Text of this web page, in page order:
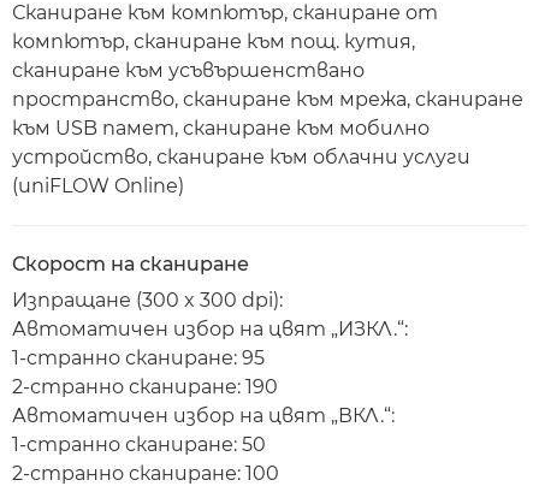
Сканиране към компютър, сканиране от
компютър, сканиране към пощ. кутия,
сканиране към усъвършенствано
пространство, сканиране към мрежа, сканиране
към USB памет, сканиране към мобилно
устройство, сканиране към облачни услуги
(uniFLOW Online)
Скорост на сканиране
Изпращане (300 x 300 dpi):
Автоматичен избор на цвят „ИЗКЛ.“:
1-странно сканиране: 95
2-странно сканиране: 190
Автоматичен избор на цвят „ВКЛ.“:
1-странно сканиране: 50
2-странно сканиране: 100